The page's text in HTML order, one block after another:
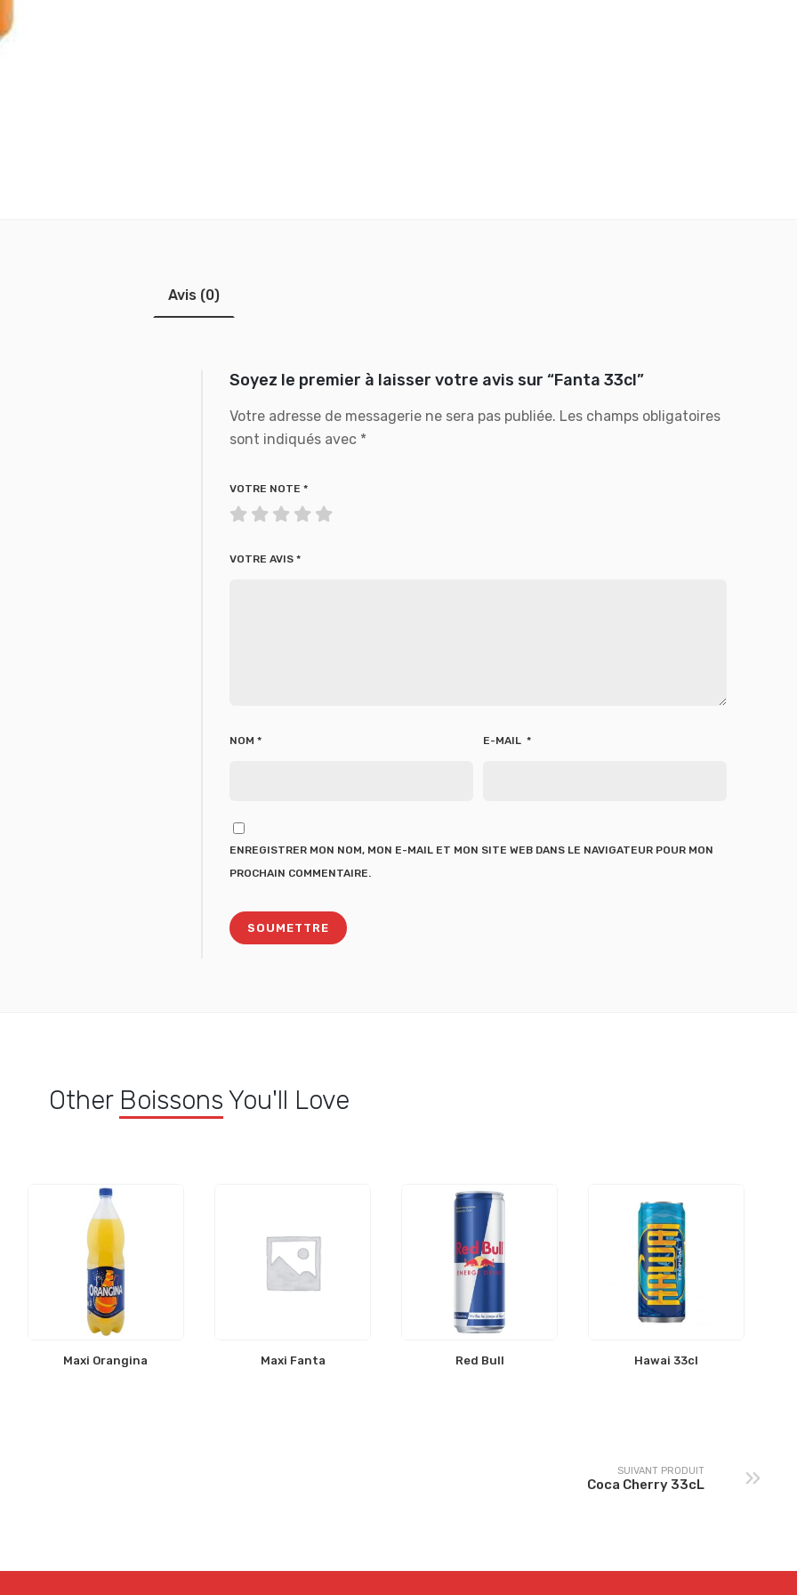
Avis (0)
Soyez le premier à laisser votre avis sur “Fanta 33cl”
Votre adresse de messagerie ne sera pas publiée. Les champs obligatoires
sont indiqués avec *
VOTRE NOTE *
VOTRE AVIS *
NOM * E-MAIL *
ENREGISTRER MON NOM, MON E-MAIL ET MON SITE WEB DANS LE NAVIGATEUR POUR MON
PROCHAIN COMMENTAIRE.
Other Boissons You'll Love
Maxi Orangina Maxi Fanta Red Bull Hawai 33cl
SUIVANT PRODUIT
Coca Cherry 33cL